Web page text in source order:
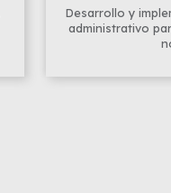
Desarrollo y
administrativo